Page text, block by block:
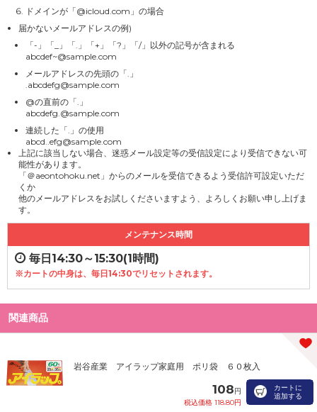
ドメインが「@icloud.com」の場合
届かないメールアドレスの例)
「-」「_」「.」「+」「?」「/」以外の記号が含まれる
abcdef~@sample.com
メールアドレスの先頭の「.」
.abcdefg@sample.com
@の直前の「.」
abcdefg.@sample.com
連続した「.」の使用
abcd..efg@sample.com
上記に該当しない場合、迷惑メール設定等の受信設定により受信できない可
能性があります。
「＠aeontohoku.net」からのメールを受信できるよう受信許可設定いただ
くか
他のメールアドレスをお試しくださいますよう、よろしくお願い申し上げま
す。
メンテナンス時間
毎日14:30～15:30(1時間)
※カートの中身は、毎日14:30でリセットされます。
関連商品
岩谷産業 アイラップ家庭用 ポリ袋 ６０枚入
108円
税込価格 118.80円
カートに
追加する